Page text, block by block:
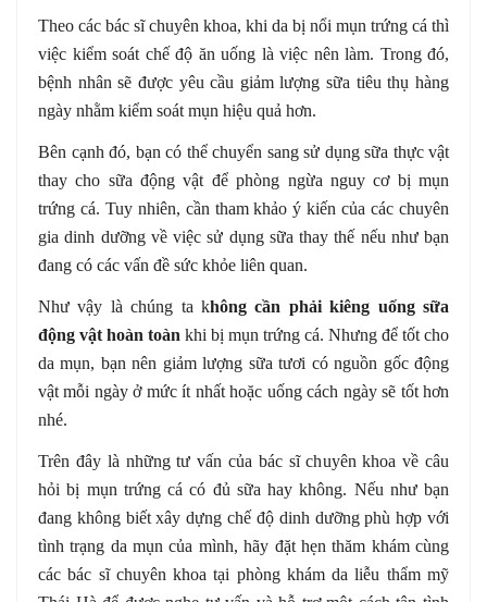
Theo các bác sĩ chuyên khoa, khi da bị nổi mụn trứng cá thì
việc kiểm soát chế độ ăn uống là việc nên làm. Trong đó,
bệnh nhân sẽ được yêu cầu giảm lượng sữa tiêu thụ hàng
ngày nhằm kiểm soát mụn hiệu quả hơn.
Bên cạnh đó, bạn có thể chuyển sang sử dụng sữa thực vật
thay cho sữa động vật để phòng ngừa nguy cơ bị mụn
trứng cá. Tuy nhiên, cần tham khảo ý kiến của các chuyên
gia dinh dưỡng về việc sử dụng sữa thay thế nếu như bạn
đang có các vấn đề sức khỏe liên quan.
Như vậy là chúng ta không cần phải kiêng uống sữa
động vật hoàn toàn khi bị mụn trứng cá. Nhưng để tốt cho
da mụn, bạn nên giảm lượng sữa tươi có nguồn gốc động
vật mỗi ngày ở mức ít nhất hoặc uống cách ngày sẽ tốt hơn
nhé.
Trên đây là những tư vấn của bác sĩ chuyên khoa về câu
hỏi bị mụn trứng cá có đủ sữa hay không. Nếu như bạn
đang không biết xây dựng chế độ dinh dưỡng phù hợp với
tình trạng da mụn của mình, hãy đặt hẹn thăm khám cùng
các bác sĩ chuyên khoa tại phòng khám da liễu thẩm mỹ